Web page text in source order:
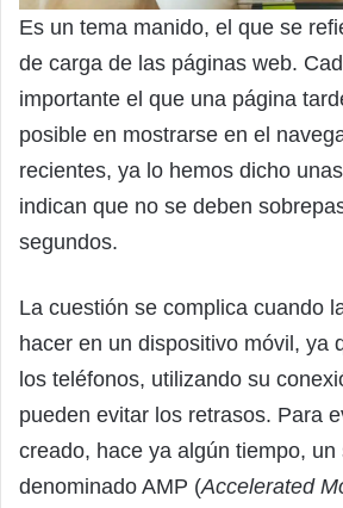
Es un tema manido, el que se
de carga de las páginas web.
importante el que una página
posible en mostrarse en el
recientes, ya lo hemos dicho
indican que no se deben
segundos.
La cuestión se complica cuando
hacer en un dispositivo móvil, ya
los teléfonos, utilizando su
pueden evitar los retrasos. Para
creado, hace ya algún tiempo, un
denominado AMP (Accelerated